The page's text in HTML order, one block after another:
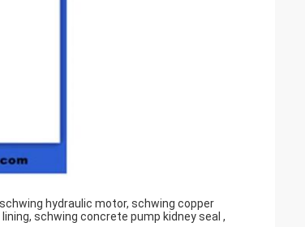
hydraulic motor, schwing copper
schwing concrete pump kidney seal ,